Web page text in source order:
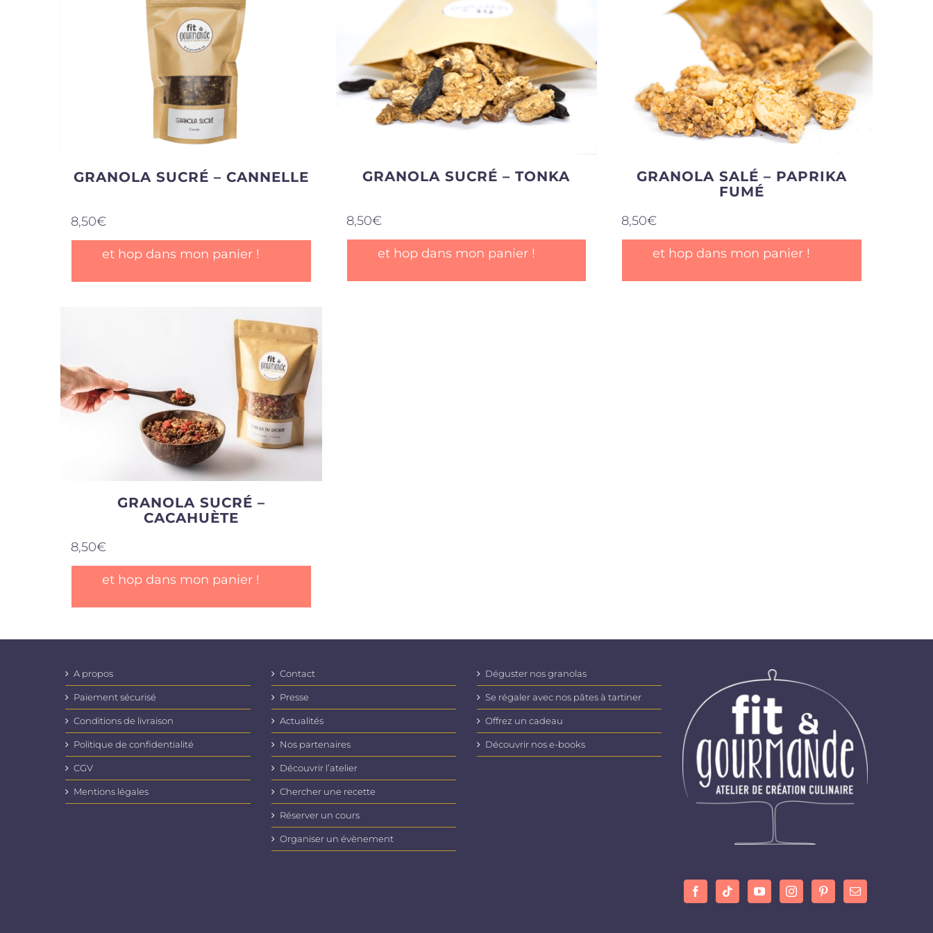
options
peuvent
choisies
sur
la
page
du
produit
GRANOLA SUCRÉ – CANNELLE
8,50€
et hop dans mon panier !
GRANOLA SUCRÉ – TONKA
8,50€
et hop dans mon panier !
GRANOLA SALÉ – PAPRIKA
FUMÉ
8,50€
et hop dans mon panier !
GRANOLA SUCRÉ –
CACAHUÈTE
8,50€
et hop dans mon panier !
A propos
Paiement sécurisé
Conditions de livraison
Politique de confidentialité
CGV
Mentions légales
Contact
Presse
Actualités
Nos partenaires
Découvrir l’atelier
Chercher une recette
Réserver un cours
Organiser un évènement
Déguster nos granolas
Se régaler avec nos pâtes à tartiner
Offrez un cadeau
Découvrir nos e-books